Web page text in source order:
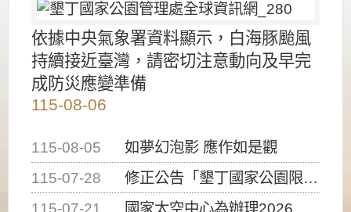
依據中央氣象署資料顯示，白海豚颱風
持續接近臺灣，請密切注意動向及早完
成防災應變準備
115-08-06
115-08-05
如夢幻泡影 應作如是觀
115-07-28
修正公告「墾丁國家公園限制水域遊憩活動之種類、範圍、時間及行為」，自即日生效。
115-07-21
國家太空中心為辦理2026台灣盃火箭競賽，陸、海、空域警戒及協調相關事宜，因颱風備案事宜